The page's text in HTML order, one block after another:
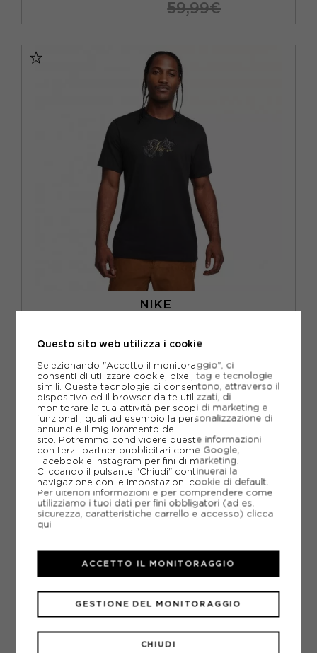
59,99€
NIKE
S M L XL
ACQUISTA
-40% 20,99€
34,99€
Questo sito web utilizza i cookie
Selezionando "Accetto il monitoraggio", ci
consenti di utilizzare cookie, pixel, tag e tecnologie
simili. Queste tecnologie ci consentono, attraverso il
dispositivo ed il browser da te utilizzati, di
monitorare la tua attività per scopi di marketing e
funzionali, quali ad esempio la personalizzazione di
annunci e il miglioramento del
sito. Potremmo condividere queste informazioni
con terzi: partner pubblicitari come Google,
Facebook e Instagram per fini di marketing.
Cliccando il pulsante "Chiudi" continuerai la
navigazione con le impostazioni cookie di default.
Per ulteriori informazioni e per comprendere come
utilizziamo i tuoi dati per fini obbligatori (ad es.
sicurezza, caratteristiche carrello e accesso) clicca
qui
CHIUDI
GESTIONE DEL MONITORAGGIO
ACCETTO IL MONITORAGGIO